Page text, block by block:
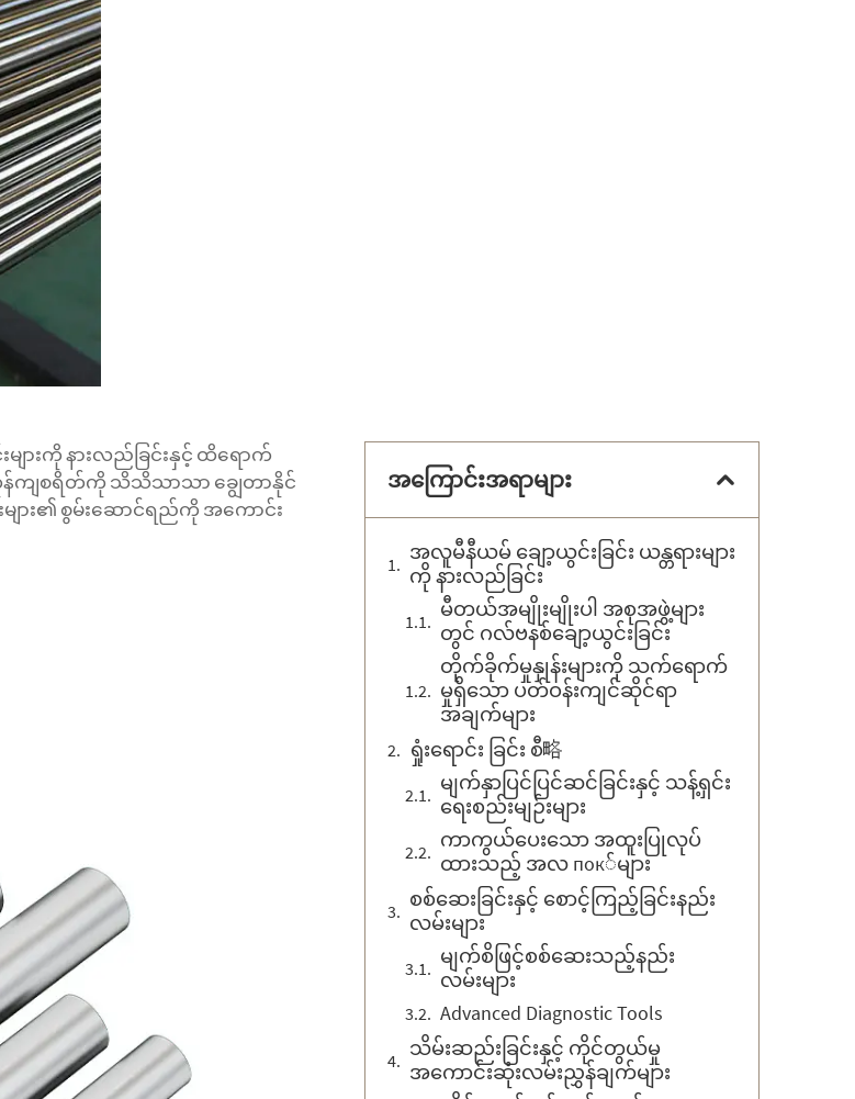
ျားကို နားလည်ခြင်းနှင့် ထိရောက်
န်ကျစရိတ်ကို သိသိသာသာ ချွေတာနိုင်
းများ၏ စွမ်းဆောင်ရည်ကို အကောင်း
အကြောင်းအရာများ
အလူမီနီယမ် ချော့ယွင်းခြင်း ယန္တရားများ
ကို နားလည်ခြင်း
မီတယ်အမျိုးမျိုးပါ အစုအဖွဲ့များ
တွင် ဂလ်ဗနစ်ချော့ယွင်းခြင်း
တိုက်ခိုက်မှုနှုန်းများကို သက်ရောက်
မှုရှိသော ပတ်ဝန်းကျင်ဆိုင်ရာ
အချက်များ
ရှုံးရောင်း ခြင်း စီ略
မျက်နှာပြင်ပြင်ဆင်ခြင်းနှင့် သန့်ရှင်း
ရေးစည်းမျဉ်းများ
ကာကွယ်ပေးသော အထူးပြုလုပ်
ထားသည့် အလ пок်များ
စစ်ဆေးခြင်းနှင့် စောင့်ကြည့်ခြင်းနည်း
လမ်းများ
မျက်စိဖြင့်စစ်ဆေးသည့်နည်း
လမ်းများ
Advanced Diagnostic Tools
သိမ်းဆည်းခြင်းနှင့် ကိုင်တွယ်မှု
အကောင်းဆုံးလမ်းညွှန်ချက်များ